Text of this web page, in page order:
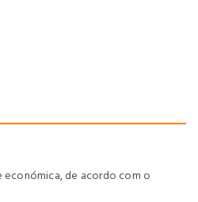
económica, de acordo com o